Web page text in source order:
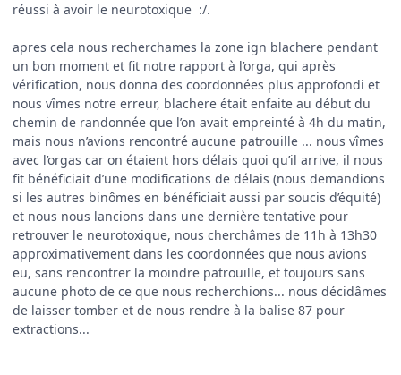
réussi à avoir le neurotoxique :/.
apres cela nous recherchames la zone ign blachere pendant
un bon moment et fit notre rapport à l’orga, qui après
vérification, nous donna des coordonnées plus approfondi et
nous vîmes notre erreur, blachere était enfaite au début du
chemin de randonnée que l’on avait empreinté à 4h du matin,
mais nous n’avions rencontré aucune patrouille ... nous vîmes
avec l’orgas car on étaient hors délais quoi qu’il arrive, il nous
fit bénéficiait d’une modifications de délais (nous demandions
si les autres binômes en bénéficiait aussi par soucis d’équité)
et nous nous lancions dans une dernière tentative pour
retrouver le neurotoxique, nous cherchâmes de 11h à 13h30
approximativement dans les coordonnées que nous avions
eu, sans rencontrer la moindre patrouille, et toujours sans
aucune photo de ce que nous recherchions... nous décidâmes
de laisser tomber et de nous rendre à la balise 87 pour
extractions...